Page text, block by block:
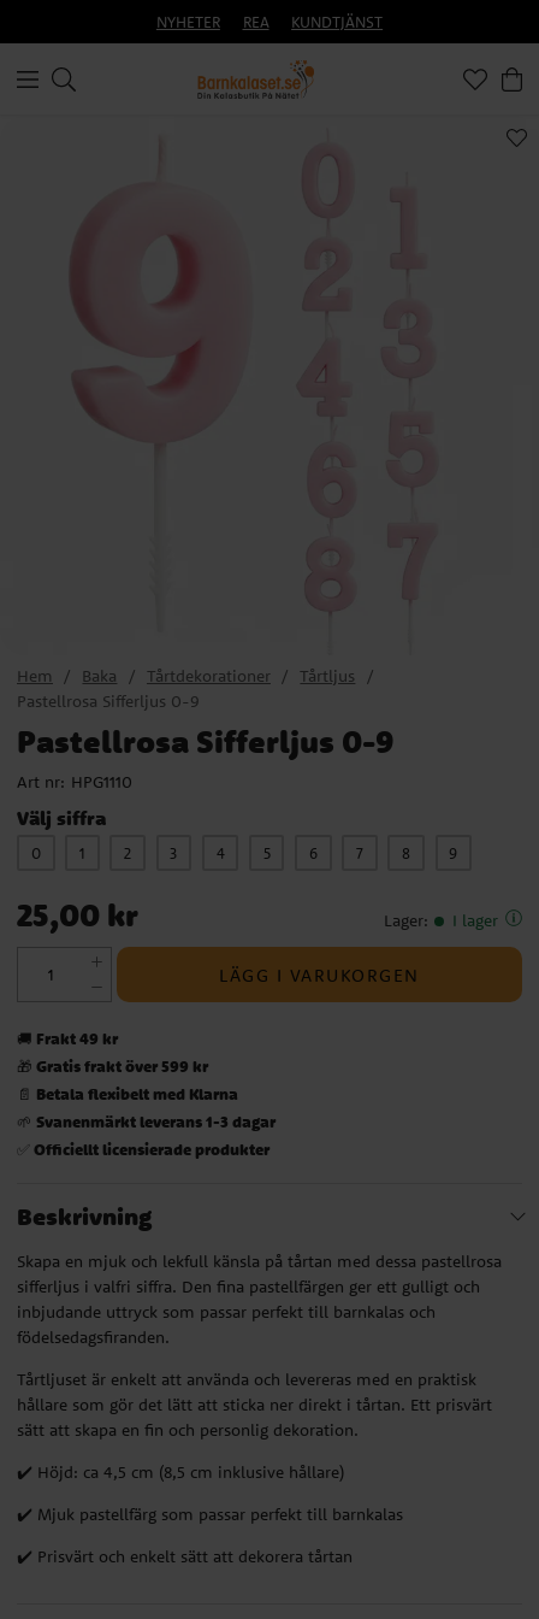
NYHETER REA KUNDTJÄNST
Hem Baka Tårtdekorationer
Tårtljus
Pastellrosa Sifferljus 0-9
Pastellrosa Sifferljus 0-9
Art nr: HPG1110
Välj siffra
0 1 2 3 4 5 6 7 8 9
Pris 25,00 kr
25,00 kr Lager: I lager
LÄGG I VARUKORGEN
🚚 Frakt 49 kr
🎁 Gratis frakt över 599 kr
📄 Betala flexibelt med Klarna
🌱 Svanenmärkt leverans 1-3 dagar
✅ Officiellt licensierade produkter
Beskrivning
Skapa en mjuk och lekfull känsla på tårtan med dessa pastellrosa
sifferljus i valfri siffra. Den fina pastellfärgen ger ett gulligt och
inbjudande uttryck som passar perfekt till barnkalas och
födelsedagsfiranden.
Tårtljuset är enkelt att använda och levereras med en praktisk
hållare som gör det lätt att sticka ner direkt i tårtan. Ett prisvärt
sätt att skapa en fin och personlig dekoration.
✔️ Höjd: ca 4,5 cm (8,5 cm inklusive hållare)
✔️ Mjuk pastellfärg som passar perfekt till barnkalas
✔️ Prisvärt och enkelt sätt att dekorera tårtan